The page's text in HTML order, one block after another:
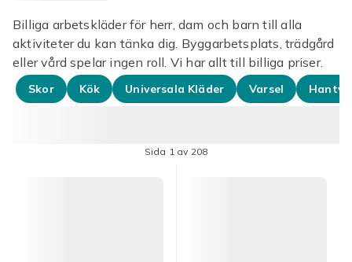
Billiga arbetskläder för herr, dam och barn till alla
aktiviteter du kan tänka dig. Byggarbetsplats, trädgård
eller vård spelar ingen roll. Vi har allt till billiga priser.
Skor Kök Universala Kläder Varsel
Sida 1 av 208